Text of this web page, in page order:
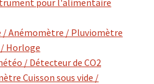
pour l'alimentaire
/ Anémomètre / Pluviomètre
Horloge
/ Détecteur de CO2
Cuisson sous vide /